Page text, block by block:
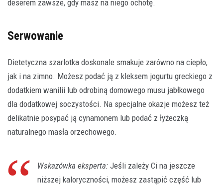
deserem zawsze, gdy masz na niego ochotę.
Serwowanie
Dietetyczna szarlotka doskonale smakuje zarówno na ciepło,
jak i na zimno. Możesz podać ją z kleksem jogurtu greckiego z
dodatkiem wanilii lub odrobiną domowego musu jabłkowego
dla dodatkowej soczystości. Na specjalne okazje możesz też
delikatnie posypać ją cynamonem lub podać z łyżeczką
naturalnego masła orzechowego.
Wskazówka eksperta: Jeśli zależy Ci na jeszcze
niższej kaloryczności, możesz zastąpić część lub